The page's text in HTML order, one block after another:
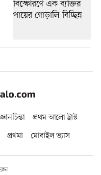
প্রথম আলো ট্রাস্ট
প্রথমা মোবাইল ভ্যাস